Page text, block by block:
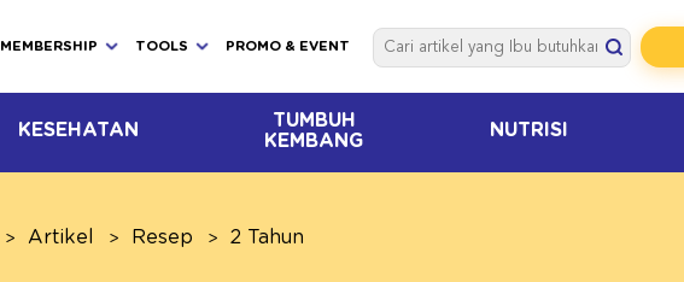
MEMBERSHIP TOOLS PROMO & EVENT
KESEHATAN
TUMBUH
KEMBANG
NUTRISI
Artikel Resep 2 Tahun